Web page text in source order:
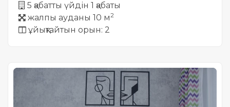
5 қабатты үйдін 1 қабаты
жалпы ауданы 10 м2
ұйықтайтын орын: 2